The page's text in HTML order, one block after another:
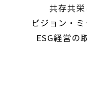
共存共栄
ビジョン・ミ
ESG経営の